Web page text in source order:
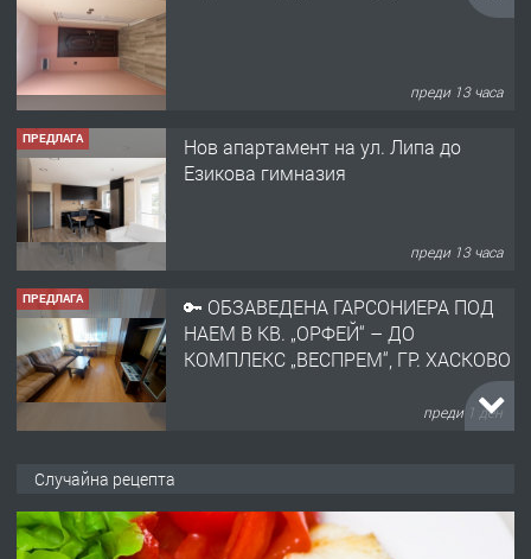
преди 13 часа
ПРЕДЛАГА
Нов апартамент на ул. Липа до
Езикова гимназия
преди 13 часа
ПРЕДЛАГА
🔑 ОБЗАВЕДЕНА ГАРСОНИЕРА ПОД
НАЕМ В КВ. „ОРФЕЙ“ – ДО
КОМПЛЕКС „ВЕСПРЕМ“, ГР. ХАСКОВО
преди 1 ден
АПАРТАМЕНТ В ЦЕНТЪРА НА ГР.
ХАСКОВО
Случайна рецепта